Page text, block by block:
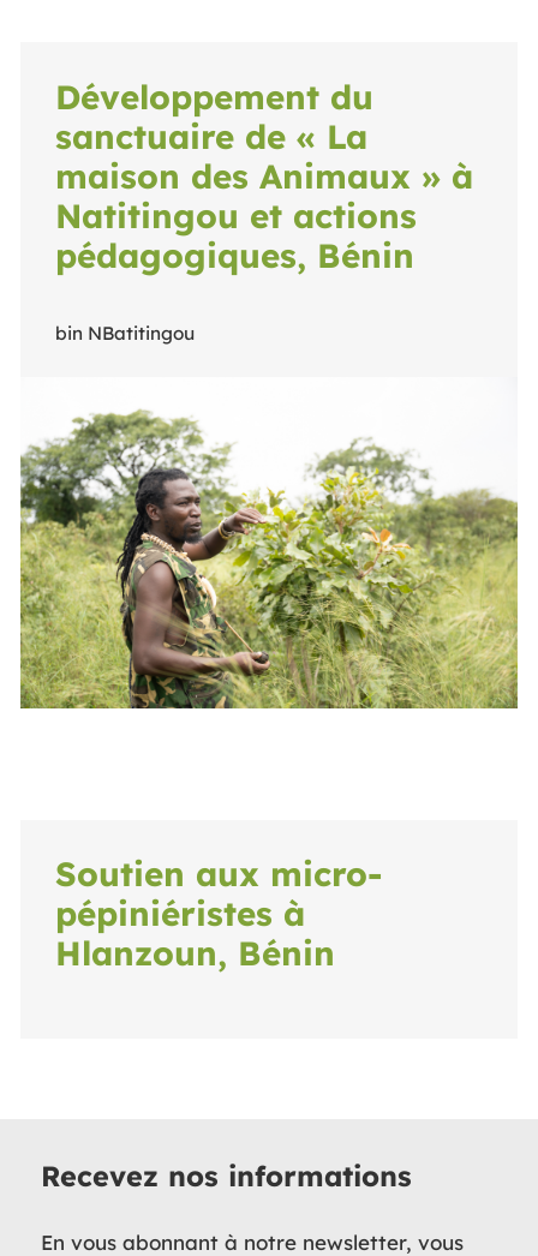
Développement du
sanctuaire de « La
maison des Animaux » à
Natitingou et actions
pédagogiques, Bénin
bin NBatitingou
Soutien aux micro-
pépiniéristes à
Hlanzoun, Bénin
Recevez nos informations
En vous abonnant à notre newsletter, vous